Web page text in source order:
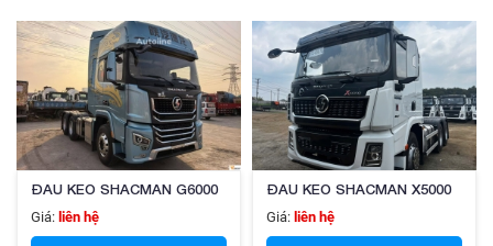
ĐẦU KÉO SHACMAN G6000
Giá: liên hệ
ĐẦU KÉO SHACMAN X5000
Giá: liên hệ